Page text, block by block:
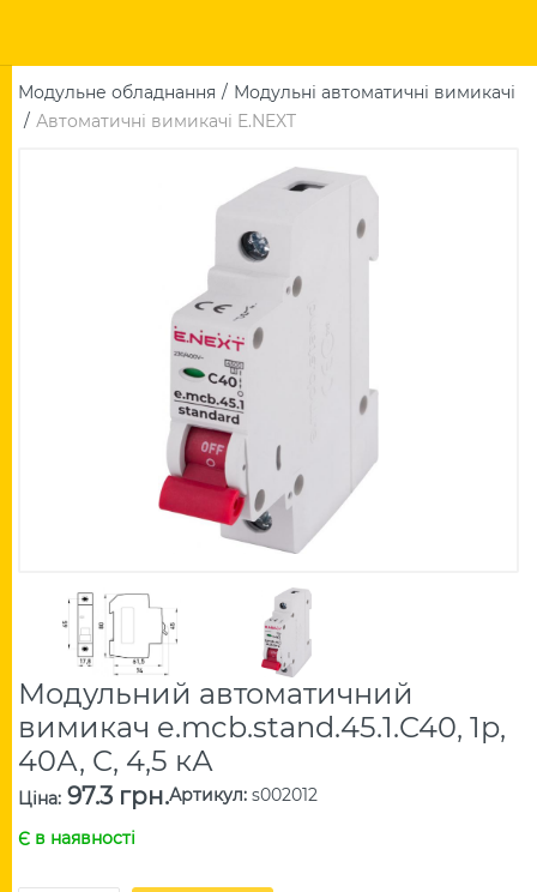
Модульне обладнання
Модульні автоматичні вимикачі
Автоматичні вимикачі E.NEXT
Модульний автоматичний
вимикач e.mcb.stand.45.1.C40, 1р,
40А, C, 4,5 кА
Ціна: 97.3 грн.Артикул: s002012
Є в наявності